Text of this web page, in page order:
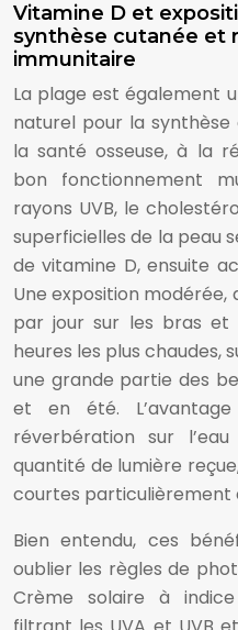
Vitamine D et
synthèse cutanée et
immunitaire
La plage est également
naturel pour la synthèse
la santé osseuse, à la
bon fonctionnement
rayons UVB, le
superficielles de la peau
de vitamine D, ensuite
Une exposition modérée,
par jour sur les bras et
heures les plus chaudes,
une grande partie des
et en été.
réverbération sur
quantité de lumière
courtes particulièrement
Bien entendu, ces
oublier les règles de
Crème solaire à